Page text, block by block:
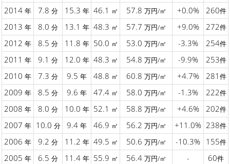
2014 年 7.8 分 15.3 年 46.1 ㎡ 57.8 万円/㎡ +0.0% 260件
2013 年 8.0 分 13.1 年 48.3 ㎡ 57.7 万円/㎡ +9.0% 272件
2012 年 8.5 分 11.8 年 50.0 ㎡ 53.0 万円/㎡ -3.3% 254件
2011 年 9.1 分 12.0 年 48.3 ㎡ 54.8 万円/㎡ -9.9% 253件
2010 年 7.3 分 9.5 年 48.8 ㎡ 60.8 万円/㎡ +4.7% 281 件
2009 年 8.5 分 9.6 年 47.4 ㎡ 58.0 万円/㎡ -1.3% 222件
2008 年 8.0 分 10.0 年 52.1 ㎡ 58.8 万円/㎡ +4.6% 202件
2007 年 10.0 分 9.4 年 46.9 ㎡ 56.2 万円/㎡ +11.0% 238件
2006 年 9.2 分 11.2 年 49.5 ㎡ 50.6 万円/㎡ -10.3% 155件
2005 年 6.5 分 11.4 年 55.9 ㎡ 56.4 万円/㎡ - 60件